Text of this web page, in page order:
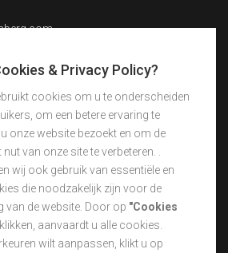
& Privacy Policy?
cookies om u te onderscheiden
om een betere ervaring te
onze website bezoekt en om de
van onze site te verbeteren. .
wij ook gebruik van essentiële en
die noodzakelijk zijn voor de
van de website. Door op "Cookies
aanvaardt u alle cookies.
wilt aanpassen, klikt u op